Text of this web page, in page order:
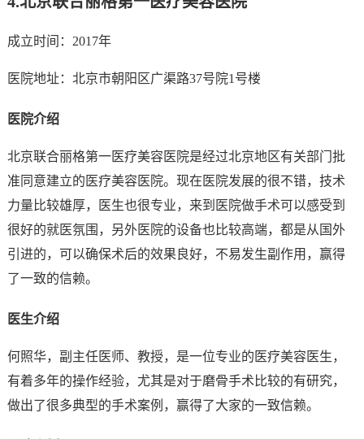
成立时间：2017年
医院地址：北京市朝阳区广渠路37号院1号楼
医院介绍
北京联合丽格第一医疗美容医院是经过北京地区有关部门批
准同意建立的医疗美容医院。现在医院发展的很不错，技术
力量比较雄厚，医生也很专业，来到医院做手术可以感受到
很好的就医氛围，另外医院的设备也比较高端，都是从国外
引进的，可以确保术后的效果良好，不易发生副作用，赢得
了一致的信赖。
医生介绍
何照华，副主任医师、教授，是一位专业的医疗美容医生，
有着多年的操作经验，尤其是对于磨骨手术比较的有研究，
做出了很多典型的手术案例，赢得了大家的一致信赖。